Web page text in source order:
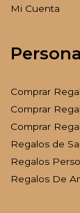
Mi Cuenta
Comprar
Comprar
Comprar
Regalos de
Regalos
Regalos De